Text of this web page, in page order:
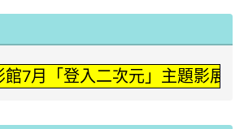
7月「登入二次元」主題影展。